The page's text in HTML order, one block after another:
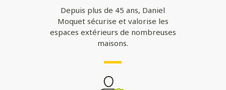
Depuis plus de 45 ans, Daniel
Moquet sécurise et valorise les
espaces extérieurs de nombreuses
maisons.